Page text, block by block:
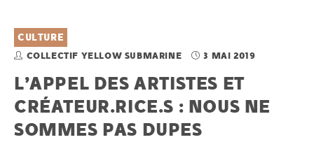
CULTURE
COLLECTIF YELLOW SUBMARINE 3 MAI 2019
L’APPEL DES ARTISTES ET
CRÉATEUR.RICE.S : NOUS NE
SOMMES PAS DUPES